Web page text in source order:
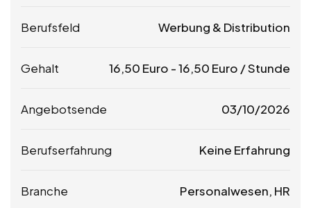
Berufsfeld Werbung & Distribution
Gehalt 16,50 Euro -16,50 Euro / Stunde
Angebotsende 03/10/2026
Berufserfahrung Keine Erfahrung
Branche Personalwesen, HR